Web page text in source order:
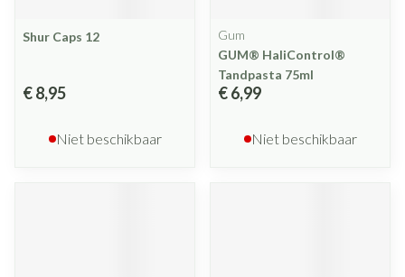
Shur Caps 12
€ 8,95
Niet beschikbaar
Gum
GUM® HaliControl®
Tandpasta 75ml
€ 6,99
Niet beschikbaar